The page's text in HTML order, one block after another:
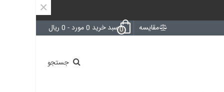
×
مقایسه 0سبد خرید 0مورد - 0 ریال
جستجو